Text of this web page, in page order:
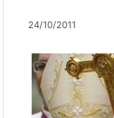
24/10/2011